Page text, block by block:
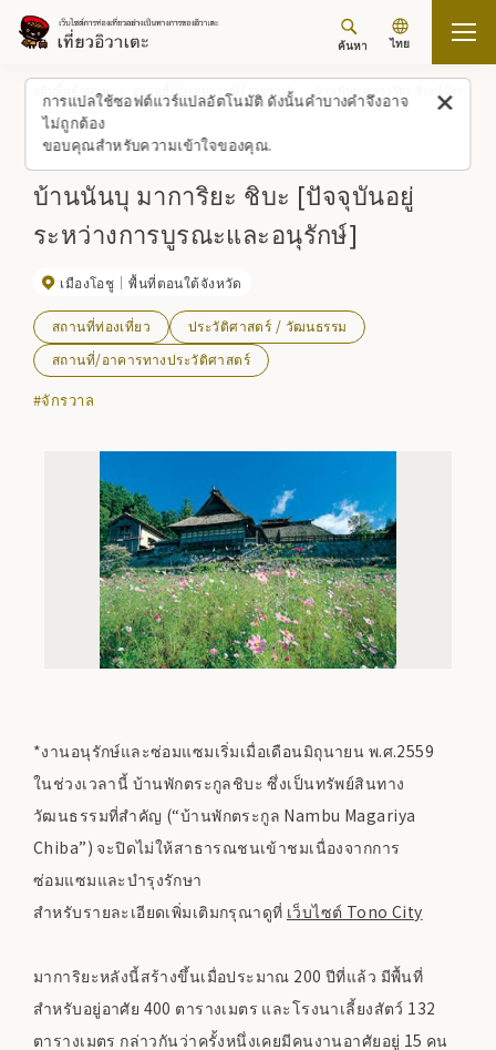
การแปลใช้ซอฟต์แวร์แปลอัตโนมัติ ดังนั้นคำบางคำจึงอาจ
ไม่ถูกต้อง
ขอบคุณสำหรับความเข้าใจของคุณ.
ค้นหา ไทย
กลับขึ้นด้านบน สถานที่/ประสบการณ์ (รายการ)
บ้านนันบุ มาการิยะ ชิบะ [ปัจจุบันอยู่
ระหว่างการบูรณะและอนุรักษ์]
เมืองโอชู พื้นที่ตอนใต้จังหวัด
สถานที่ท่องเที่ยว
ประวัติศาสตร์ / วัฒนธรรม
สถานที่/อาคารทางประวัติศาสตร์
#จักรวาล
*งานอนุรักษ์และซ่อมแซมเริ่มเมื่อเดือนมิถุนายน พ.ศ.2559
ในช่วงเวลานี้ บ้านพักตระกูลชิบะ ซึ่งเป็นทรัพย์สินทาง
วัฒนธรรมที่สำคัญ (“บ้านพักตระกูล Nambu Magariya
Chiba”) จะปิดไม่ให้สาธารณชนเข้าชมเนื่องจากการ
ซ่อมแซมและบำรุงรักษา
สำหรับรายละเอียดเพิ่มเติมกรุณาดูที่ เว็บไซต์ Tono City
มาการิยะหลังนี้สร้างขึ้นเมื่อประมาณ 200 ปีที่แล้ว มีพื้นที่
สำหรับอยู่อาศัย 400 ตารางเมตร และโรงนาเลี้ยงสัตว์ 132
ตารางเมตร กล่าวกันว่าครั้งหนึ่งเคยมีคนงานอาศัยอยู่ 15 คน